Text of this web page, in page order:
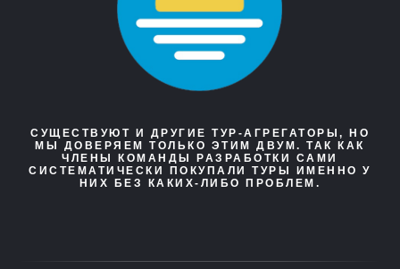
СУЩЕСТВУЮТ И ДРУГИЕ ТУР-АГРЕГАТОРЫ, НО
МЫ ДОВЕРЯЕМ ТОЛЬКО ЭТИМ ДВУМ. ТАК КАК
ЧЛЕНЫ КОМАНДЫ РАЗРАБОТКИ САМИ
СИСТЕМАТИЧЕСКИ ПОКУПАЛИ ТУРЫ ИМЕННО У
НИХ БЕЗ КАКИХ-ЛИБО ПРОБЛЕМ.